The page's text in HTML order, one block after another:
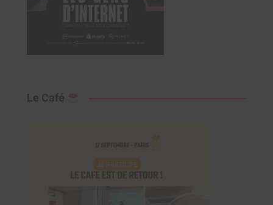
Le Café